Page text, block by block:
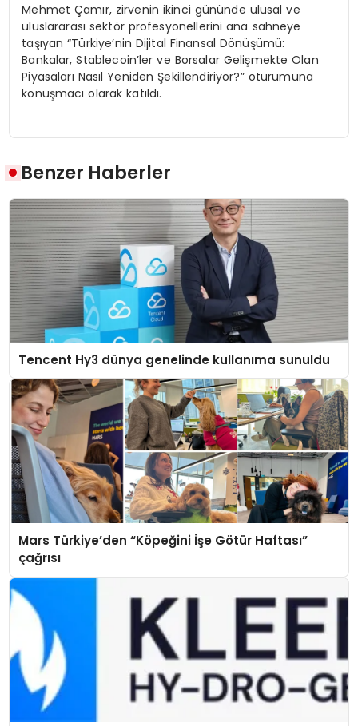
Mehmet Çamır, zirvenin ikinci gününde ulusal ve
uluslararası sektör profesyonellerini ana sahneye
taşıyan “Türkiye’nin Dijital Finansal Dönüşümü:
Bankalar, Stablecoin’ler ve Borsalar Gelişmekte Olan
Piyasaları Nasıl Yeniden Şekillendiriyor?” oturumuna
konuşmacı olarak katıldı.
Benzer Haberler
Tencent Hy3 dünya genelinde kullanıma sunuldu
Mars Türkiye’den “Köpeğini İşe Götür Haftası”
çağrısı